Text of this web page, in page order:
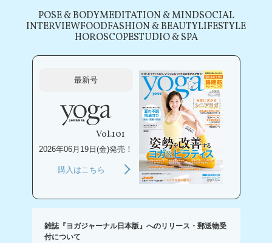
POSE & BODYMEDITATION & MINDSOCIAL
INTERVIEWFOODFASHION & BEAUTYLIFESTYLE
HOROSCOPESTUDIO & SPA
最新号
Vol.101
2026年06月19日(金)発売！
購入はこちら
雑誌『ヨガジャーナル日本版』へのリリース・郵送物受
付について